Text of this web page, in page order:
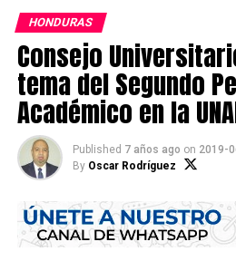
HONDURAS
Consejo
tema del Segundo
Académico en la
Published 7 años ago on 2019-
By Oscar Rodríguez